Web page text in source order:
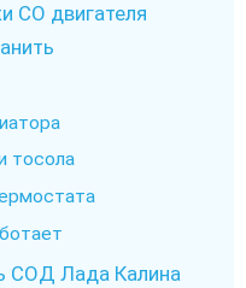
СО двигателя
тосола
СОД Лада Калина